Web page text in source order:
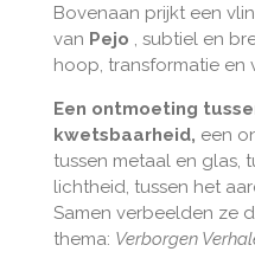
Bovenaan prijkt een
van Pejo , subtiel en
hoop, transformatie en
Een ontmoeting
kwetsbaarheid, een
tussen metaal en glas,
lichtheid, tussen het
Samen verbeelden ze
thema: Verborgen